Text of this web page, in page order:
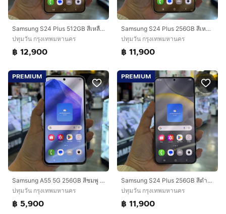
Samsung S24 Plus 512GB สีเหลือง(Amber Yellow) เครื่องศูนย์ สภาพสวยมากๆ จอ6.7นิ้ว แรม12รอม512 กล้อง50ล้าน(3ตัว)🔥🔥
ปทุมวัน กรุงเทพมหานคร
฿ 12,900
Samsung S24 Plus 256GB สีเหลือง(Amber Yellow) เครื่องศูนย์ สภาพสวยมากๆ จอ6.7นิ้ว แรม12รอม256 กล้อง50ล้าน(3ตัว)🔥🔥
ปทุมวัน กรุงเทพมหานคร
฿ 11,900
PREMIUM
Samsung A55 5G 256GB สีชมพู เครื่องศูนย์ สภาพสวย จอ6.6นิ้ว แรม12รอม256 กล้อง50ล้าน(3ตัว)🔥🔥
ปทุมวัน กรุงเทพมหานคร
฿ 5,900
PREMIUM
Samsung S24 Plus 256GB สีดำ(Onyx Black) เครื่องศูนย์ สภาพสวยมากๆ จอ6.7นิ้ว แรม12รอม256 กล้อง50ล้าน(3ตัว)🔥🔥
ปทุมวัน กรุงเทพมหานคร
฿ 11,900